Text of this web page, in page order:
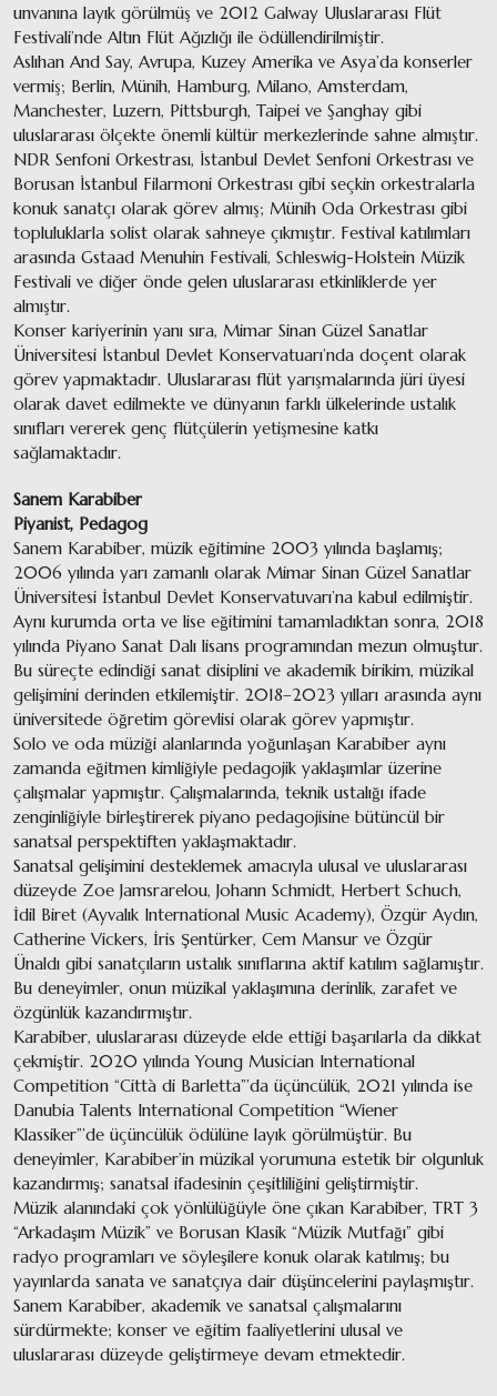
unvanına layık görülmüş ve 2012 Galway Uluslararası Flüt
Festivali’nde Altın Flüt Ağızlığı ile ödüllendirilmiştir.
Aslıhan And Say, Avrupa, Kuzey Amerika ve Asya’da konserler
vermiş; Berlin, Münih, Hamburg, Milano, Amsterdam,
Manchester, Luzern, Pittsburgh, Taipei ve Şanghay gibi
uluslararası ölçekte önemli kültür merkezlerinde sahne almıştır.
NDR Senfoni Orkestrası, İstanbul Devlet Senfoni Orkestrası ve
Borusan İstanbul Filarmoni Orkestrası gibi seçkin orkestralarla
konuk sanatçı olarak görev almış; Münih Oda Orkestrası gibi
topluluklarla solist olarak sahneye çıkmıştır. Festival katılımları
arasında Gstaad Menuhin Festivali, Schleswig-Holstein Müzik
Festivali ve diğer önde gelen uluslararası etkinliklerde yer
almıştır.
Konser kariyerinin yanı sıra, Mimar Sinan Güzel Sanatlar
Üniversitesi İstanbul Devlet Konservatuarı’nda doçent olarak
görev yapmaktadır. Uluslararası flüt yarışmalarında jüri üyesi
olarak davet edilmekte ve dünyanın farklı ülkelerinde ustalık
sınıfları vererek genç flütçülerin yetişmesine katkı
sağlamaktadır.
Sanem Karabiber
Piyanist, Pedagog
Sanem Karabiber, müzik eğitimine 2003 yılında başlamış;
2006 yılında yarı zamanlı olarak Mimar Sinan Güzel Sanatlar
Üniversitesi İstanbul Devlet Konservatuvarı’na kabul edilmiştir.
Aynı kurumda orta ve lise eğitimini tamamladıktan sonra, 2018
yılında Piyano Sanat Dalı lisans programından mezun olmuştur.
Bu süreçte edindiği sanat disiplini ve akademik birikim, müzikal
gelişimini derinden etkilemiştir. 2018–2023 yılları arasında aynı
üniversitede öğretim görevlisi olarak görev yapmıştır.
Solo ve oda müziği alanlarında yoğunlaşan Karabiber aynı
zamanda eğitmen kimliğiyle pedagojik yaklaşımlar üzerine
çalışmalar yapmıştır. Çalışmalarında, teknik ustalığı ifade
zenginliğiyle birleştirerek piyano pedagojisine bütüncül bir
sanatsal perspektiften yaklaşmaktadır.
Sanatsal gelişimini desteklemek amacıyla ulusal ve uluslararası
düzeyde Zoe Jamsrarelou, Johann Schmidt, Herbert Schuch,
İdil Biret (Ayvalık International Music Academy), Özgür Aydın,
Catherine Vickers, İris Şentürker, Cem Mansur ve Özgür
Ünaldı gibi sanatçıların ustalık sınıflarına aktif katılım sağlamıştır.
Bu deneyimler, onun müzikal yaklaşımına derinlik, zarafet ve
özgünlük kazandırmıştır.
Karabiber, uluslararası düzeyde elde ettiği başarılarla da dikkat
çekmiştir. 2020 yılında Young Musician International
Competition “Città di Barletta”’da üçüncülük, 2021 yılında ise
Danubia Talents International Competition “Wiener
Klassiker”’de üçüncülük ödülüne layık görülmüştür. Bu
deneyimler, Karabiber’in müzikal yorumuna estetik bir olgunluk
kazandırmış; sanatsal ifadesinin çeşitliliğini geliştirmiştir.
Müzik alanındaki çok yönlülüğüyle öne çıkan Karabiber, TRT 3
“Arkadaşım Müzik” ve Borusan Klasik “Müzik Mutfağı” gibi
radyo programları ve söyleşilere konuk olarak katılmış; bu
yayınlarda sanata ve sanatçıya dair düşüncelerini paylaşmıştır.
Sanem Karabiber, akademik ve sanatsal çalışmalarını
sürdürmekte; konser ve eğitim faaliyetlerini ulusal ve
uluslararası düzeyde geliştirmeye devam etmektedir.